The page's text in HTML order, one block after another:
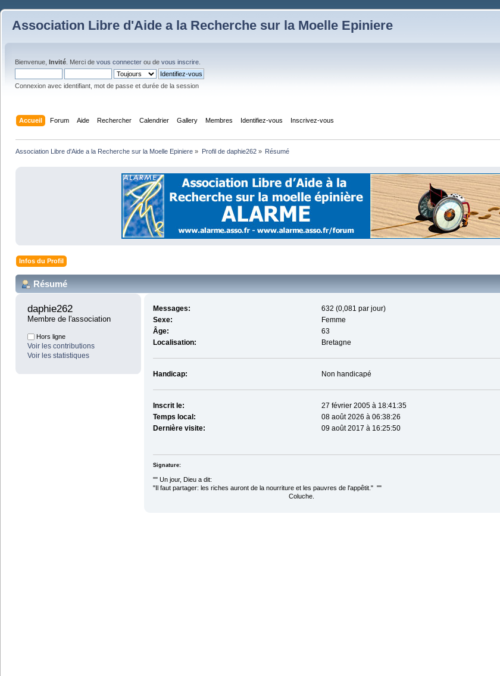
Association Libre d'Aide a la Recherche sur la Moelle Epiniere
Bienvenue, Invité . Merci de vous connecter ou de vous inscrire
Connexion avec identifiant, mot de passe et durée de la session
Accueil Forum Aide Rechercher Calendrier Gallery Membres Identifiez-vous Inscrivez-vous
Association Libre d'Aide a la Recherche sur la Moelle Epiniere » Profil de daphie262» Résumé
Infos du Profil
Résumé
daphie262
Membre de l'association
Hors ligne
Voir les contributions
Voir les statistiques
Messages:
632 (0,081 par jour)
Sexe:
Femme
Âge:
63
Localisation:
Bretagne
Handicap: Non handicapé
Inscrit le:
27 février 2005 à 18:41:35
Temps local:
08 août 2026 à 06:38:26
Dernière visite:
09 août 2017 à 16:25:50
Signature:
"" Un jour, Dieu a dit:
"Il faut partager: les riches auront de la nourriture et les pauvres de l'appêtit." ""
Coluche.